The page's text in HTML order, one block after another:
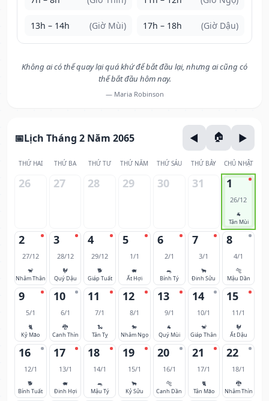
13h – 14h (Giờ Mùi) 17h – 18h (Giờ Dậu)
Không ai có thể quay lại quá khứ để bắt đầu lại, nhưng ai cũng có
thể bắt đầu hôm nay.
— Maria Robinson
Lịch Tháng 2 Năm 2065
THỨ HAI THỨ BA THỨ TƯ THỨ NĂM THỨ SÁU THỨ BẢY CHỦ NHẬT
26 27 28 29 30 31 1
26/12
🐐
Tân Mùi
2
27/12
🐒
Nhâm Thân
3
28/12
🐓
Quý Dậu
4
29/12
🐕
Giáp Tuất
5
1/1
🐖
Ất Hợi
6
2/1
🐀
Bính Tý
7
3/1
🐂
Đinh Sửu
8
4/1
🐅
Mậu Dần
9
5/1
🐈
Kỷ Mão
10
6/1
🐉
Canh Thìn
11
7/1
🐍
Tân Tỵ
12
8/1
🐎
Nhâm Ngọ
13
9/1
🐐
Quý Mùi
14
10/1
🐒
Giáp Thân
15
11/1
🐓
Ất Dậu
16
12/1
🐕
Bính Tuất
17
13/1
🐖
Đinh Hợi
18
14/1
🐀
Mậu Tý
19
15/1
🐂
Kỷ Sửu
20
16/1
🐅
Canh Dần
21
17/1
🐈
Tân Mão
22
18/1
🐉
Nhâm Thìn